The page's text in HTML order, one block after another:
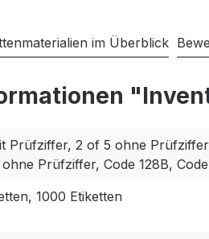
im Überblick
Prüfziffer, 2 of 5 ohne
Prüfziffer, Code 128B,
1000 Etiketten